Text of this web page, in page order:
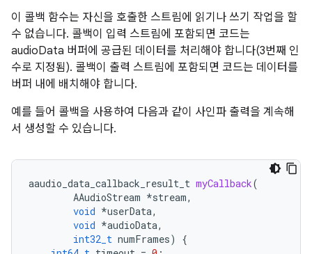
이 콜백 함수는 자신을 호출한 스트림에 읽기나 쓰기 작업을 할
수 없습니다. 콜백이 입력 스트림에 포함되면 코드는
audioData 버퍼에 공급된 데이터를 처리해야 합니다(3번째 인
수로 지정됨). 콜백이 출력 스트림에 포함되면 코드는 데이터를
버퍼 내에 배치해야 합니다.
예를 들어 콜백을 사용하여 다음과 같이 사인파 출력을 계속해
서 생성할 수 있습니다.
aaudio_data_callback_result_t myCallback(
AAudioStream *stream,
void *userData,
void *audioData,
int32_t numFrames)
{